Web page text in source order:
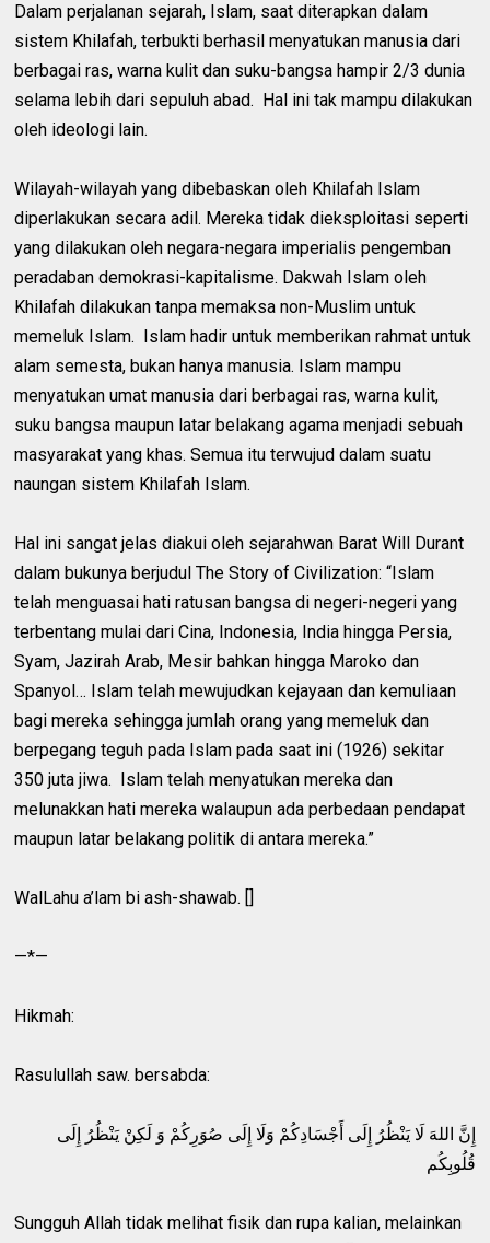
Dalam perjalanan sejarah, Islam, saat diterapkan dalam
sistem Khilafah, terbukti berhasil menyatukan manusia dari
berbagai ras, warna kulit dan suku-bangsa hampir 2/3 dunia
selama lebih dari sepuluh abad. Hal ini tak mampu dilakukan
oleh ideologi lain.
Wilayah-wilayah yang dibebaskan oleh Khilafah Islam
diperlakukan secara adil. Mereka tidak dieksploitasi seperti
yang dilakukan oleh negara-negara imperialis pengemban
peradaban demokrasi-kapitalisme. Dakwah Islam oleh
Khilafah dilakukan tanpa memaksa non-Muslim untuk
memeluk Islam. Islam hadir untuk memberikan rahmat untuk
alam semesta, bukan hanya manusia. Islam mampu
menyatukan umat manusia dari berbagai ras, warna kulit,
suku bangsa maupun latar belakang agama menjadi sebuah
masyarakat yang khas. Semua itu terwujud dalam suatu
naungan sistem Khilafah Islam.
Hal ini sangat jelas diakui oleh sejarahwan Barat Will Durant
dalam bukunya berjudul The Story of Civilization: “Islam
telah menguasai hati ratusan bangsa di negeri-negeri yang
terbentang mulai dari Cina, Indonesia, India hingga Persia,
Syam, Jazirah Arab, Mesir bahkan hingga Maroko dan
Spanyol… Islam telah mewujudkan kejayaan dan kemuliaan
bagi mereka sehingga jumlah orang yang memeluk dan
berpegang teguh pada Islam pada saat ini (1926) sekitar
350 juta jiwa. Islam telah menyatukan mereka dan
melunakkan hati mereka walaupun ada perbedaan pendapat
maupun latar belakang politik di antara mereka.”
WalLahu a’lam bi ash-shawab. []
—*—
Hikmah:
Rasulullah saw. bersabda:
إِنَّ اللهَ لَا يَنْظُرُ إِلَى أَجْسَادِكُمْ وَلَا إِلَى صُوَرِكُمْ وَ لَكِنْ يَنْظُرُ إِلَى
قُلُوبِكُم
Sungguh Allah tidak melihat fisik dan rupa kalian, melainkan